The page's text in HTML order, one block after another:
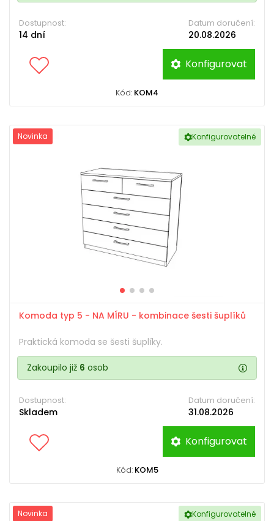
Dostupnost:
14 dní
Datum doručení:
20.08.2026
Konfigurovat
Kód: KOM4
Konfigurovatelné
Novinka
Komoda typ 5 - NA MÍRU - kombinace šesti šuplíků
Praktická komoda se šesti šuplíky.
Zakoupilo již 6 osob
Dostupnost:
Skladem
Datum doručení:
31.08.2026
Konfigurovat
Kód: KOM5
Konfigurovatelné
Novinka